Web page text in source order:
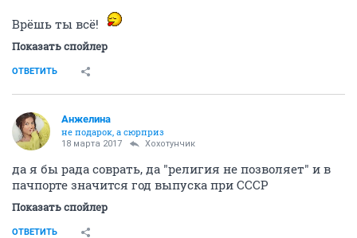
Врёшь ты всё!
Показать спойлер
ОТВЕТИТЬ
Aнжелина
не подарок, а сюрприз
18 марта 2017 Хохотунчик
да я бы рада соврать, да "религия не позволяет" и в
пачпорте значится год выпуска при СССР
Показать спойлер
ОТВЕТИТЬ